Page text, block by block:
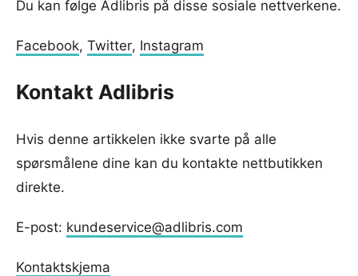
Du kan følge Adlibris på disse sosiale nettverkene.
Facebook, Twitter, Instagram
Kontakt Adlibris
Hvis denne artikkelen ikke svarte på alle
spørsmålene dine kan du kontakte nettbutikken
direkte.
E-post: kundeservice@adlibris.com
Kontaktskjema